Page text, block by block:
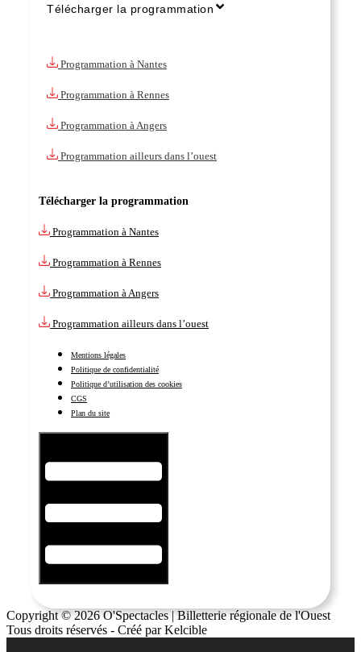
Télécharger la programmation
Programmation à Nantes
Programmation à Rennes
Programmation à Angers
Programmation ailleurs dans l’ouest
Télécharger la programmation
Programmation à Nantes
Programmation à Rennes
Programmation à Angers
Programmation ailleurs dans l’ouest
Mentions légales
Politique de confidentialité
Politique d’utilisation des cookies
CGS
Plan du site
Copyright © 2026 O'Spectacles | Billetterie régionale de l'Ouest
Tous droits réservés - Créé par Kelcible